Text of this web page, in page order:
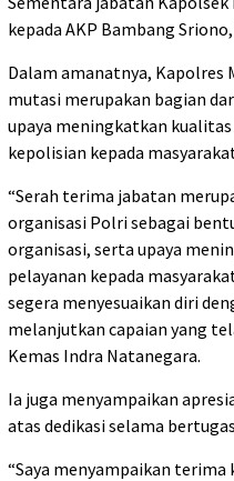
kepada AKP Bambang Sriono,
Dalam amanatnya, Kapolres
mutasi merupakan bagian
upaya meningkatkan
kepolisian kepada
“Serah terima jabatan
organisasi Polri sebagai
organisasi, serta upaya
pelayanan kepada
segera menyesuaikan diri
melanjutkan capaian yang
Kemas Indra Natanegara.
Ia juga menyampaikan
atas dedikasi selama
“Saya menyampaikan